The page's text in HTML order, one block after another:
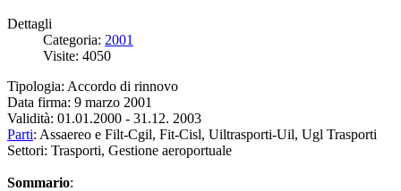
Dettagli
Categoria: 2001
Visite: 4050
Tipologia: Accordo di rinnovo
Data firma: 9 marzo 2001
Validità: 01.01.2000 - 31.12. 2003
Parti: Assaereo e Filt-Cgil, Fit-Cisl, Uiltrasporti-Uil, Ugl Trasporti
Settori: Trasporti, Gestione aeroportuale
Sommario: